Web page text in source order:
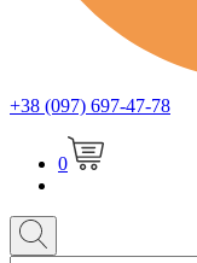
+38 (097) 697-47-78
0